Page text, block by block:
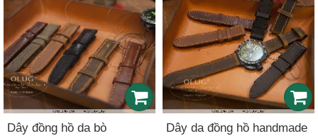
Dây đồng hồ da bò Dây da đồng hồ handmade